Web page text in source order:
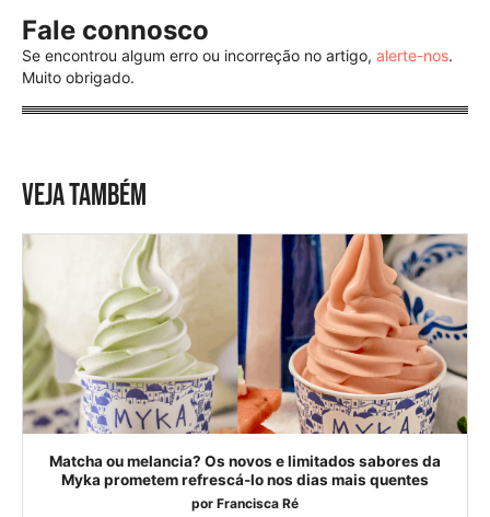
Fale connosco
Se encontrou algum erro ou incorreção no artigo, alerte-nos.
Muito obrigado.
VEJA TAMBÉM
Matcha ou melancia? Os novos e limitados sabores da
Myka prometem refrescá-lo nos dias mais quentes
por Francisca Ré